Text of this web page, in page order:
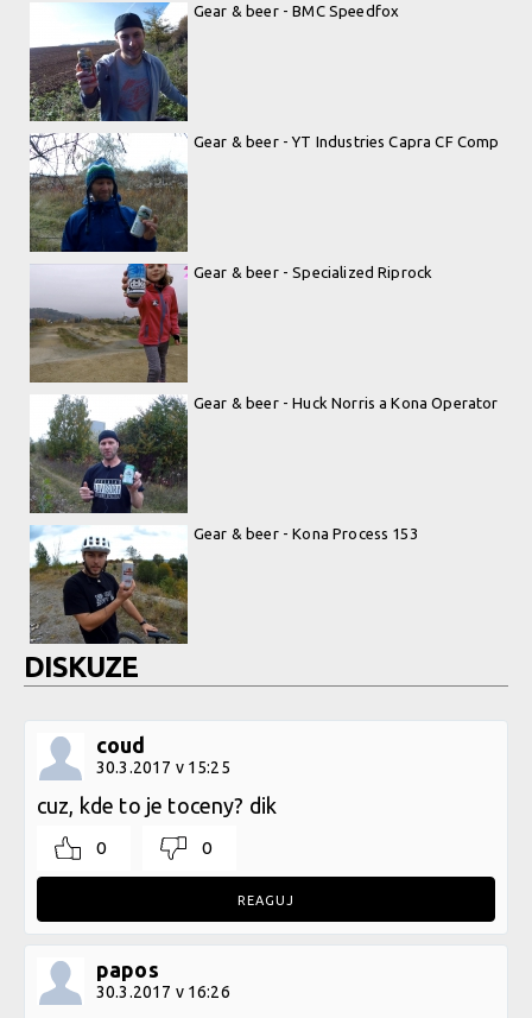
Gear & beer - BMC Speedfox
Gear & beer - YT Industries Capra CF Comp
Gear & beer - Specialized Riprock
Gear & beer - Huck Norris a Kona Operator
Gear & beer - Kona Process 153
DISKUZE
coud
30.3.2017 v 15:25
cuz, kde to je toceny? dik
0 0
REAGUJ
papos
30.3.2017 v 16:26